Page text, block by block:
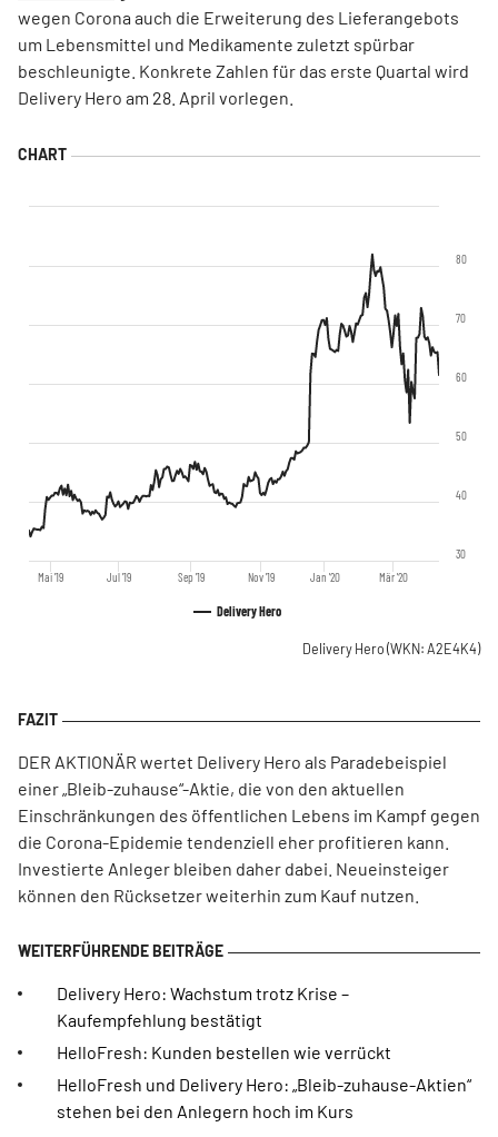
wegen Corona auch die Erweiterung des Lieferangebots
um Lebensmittel und Medikamente zuletzt spürbar
beschleunigte. Konkrete Zahlen für das erste Quartal wird
Delivery Hero am 28. April vorlegen.
Delivery Hero
Mai '19 Jul '19 Sep '19 Nov '19 Jan '20 Mär '20
30
40
50
60
70
80
Delivery Hero (WKN: A2E4K4)
DER AKTIONÄR wertet Delivery Hero als Paradebeispiel
einer „Bleib-zuhause“-Aktie, die von den aktuellen
Einschränkungen des öffentlichen Lebens im Kampf gegen
die Corona-Epidemie tendenziell eher profitieren kann.
Investierte Anleger bleiben daher dabei. Neueinsteiger
können den Rücksetzer weiterhin zum Kauf nutzen.
Delivery Hero: Wachstum trotz Krise –
Kaufempfehlung bestätigt
HelloFresh: Kunden bestellen wie verrückt
HelloFresh und Delivery Hero: „Bleib-zuhause-Aktien“
stehen bei den Anlegern hoch im Kurs